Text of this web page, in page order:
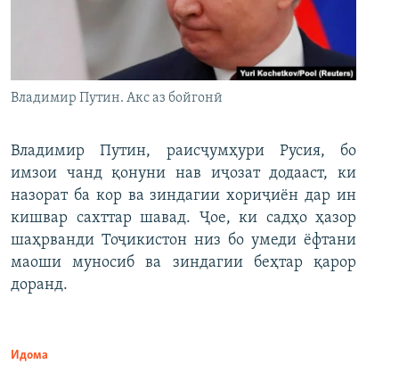
Владимир Путин. Акс аз бойгонӣ
Владимир Путин, раисҷумҳури Русия, бо
имзои чанд қонуни нав иҷозат додааст, ки
назорат ба кор ва зиндагии хориҷиён дар ин
кишвар сахттар шавад. Ҷое, ки садҳо ҳазор
шаҳрванди Тоҷикистон низ бо умеди ёфтани
маоши муносиб ва зиндагии беҳтар қарор
доранд.
Идома